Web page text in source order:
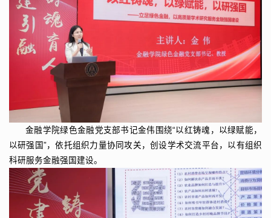
金融学院绿色金融党支部书记金伟围绕“以红铸魂，以绿赋能，
以研强国”，依托组织力量协同攻关，创设学术交流平台，以有组织
科研服务金融强国建设。